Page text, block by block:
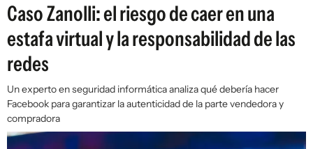
Caso Zanolli: el riesgo de caer en una
estafa virtual y la responsabilidad de las
redes
Un experto en seguridad informática analiza qué debería hacer
Facebook para garantizar la autenticidad de la parte vendedora y
compradora